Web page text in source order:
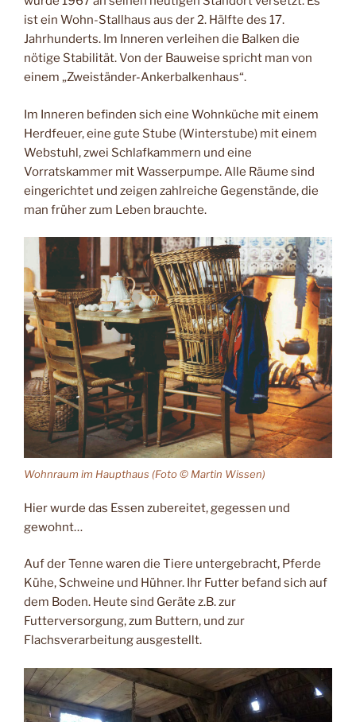
ist ein Wohn-Stallhaus aus der 2. Hälfte des 17.
Jahrhunderts. Im Inneren verleihen die Balken die
nötige Stabilität. Von der Bauweise spricht man von
einem „Zweiständer-Ankerbalkenhaus“.
Im Inneren befinden sich eine Wohnküche mit einem
Herdfeuer, eine gute Stube (Winterstube) mit einem
Webstuhl, zwei Schlafkammern und eine
Vorratskammer mit Wasserpumpe. Alle Räume sind
eingerichtet und zeigen zahlreiche Gegenstände, die
man früher zum Leben brauchte.
Wohnraum im Haupthaus (Foto © Martin Wissen)
Hier wurde das Essen zubereitet, gegessen und
gewohnt…
Auf der Tenne waren die Tiere untergebracht, Pferde
Kühe, Schweine und Hühner. Ihr Futter befand sich auf
dem Boden. Heute sind Geräte z.B. zur
Futterversorgung, zum Buttern, und zur
Flachsverarbeitung ausgestellt.